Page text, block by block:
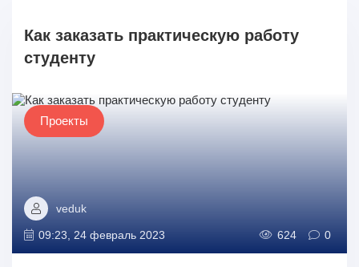
Как заказать практическую работу
студенту
Проекты
veduk
09:23, 24 февраль 2023 624 0